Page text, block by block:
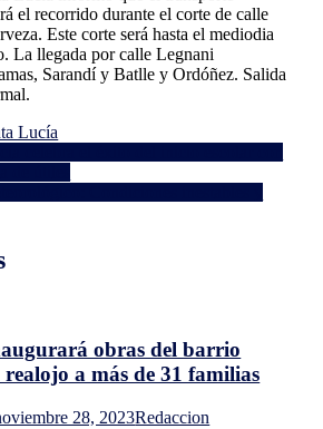
de
la
el recorrido durante el corte de calle
Este corte será hasta el mediodia
La llegada por calle Legnani
Sarandí y Batlle y Ordóñez. Salida
Lucía
obras del barrio
a más de 31 familias
28, 2023Redaccion